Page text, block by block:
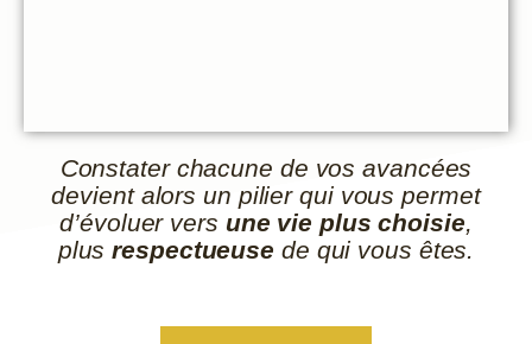
Constater chacune de vos avancées
devient alors un pilier qui vous permet
d’évoluer vers une vie plus choisie,
plusrespectueuse de qui vous êtes.